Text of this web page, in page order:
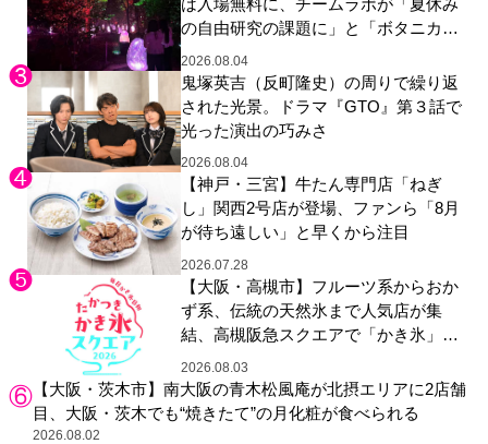
の自由研究の課題に」と「ボタニカル
ガーデン 大阪」へ招待
2026.08.04
鬼塚英吉（反町隆史）の周りで繰り返
された光景。ドラマ『GTO』第３話で
光った演出の巧みさ
2026.08.04
【神戸・三宮】牛たん専門店「ねぎ
し」関西2号店が登場、ファンら「8月
が待ち遠しい」と早くから注目
2026.07.28
【大阪・高槻市】フルーツ系からおか
ず系、伝統の天然氷まで人気店が集
結、高槻阪急スクエアで「かき氷」祭
り
2026.08.03
【大阪・茨木市】南大阪の青木松風庵が北摂エリアに2店舗
目、大阪・茨木でも“焼きたて”の月化粧が食べられる
2026.08.02